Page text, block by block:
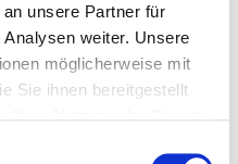
unsere Partner für
weiter. Unsere
möglicherweise mit
Sie ihnen bereitgestellt
von